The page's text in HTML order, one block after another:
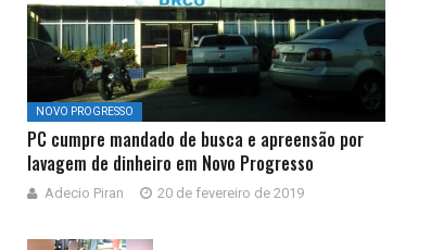
NOVO PROGRESSO
PC cumpre mandado de busca e apreensão por
lavagem de dinheiro em Novo Progresso
Adecio Piran 20 de fevereiro de 2019